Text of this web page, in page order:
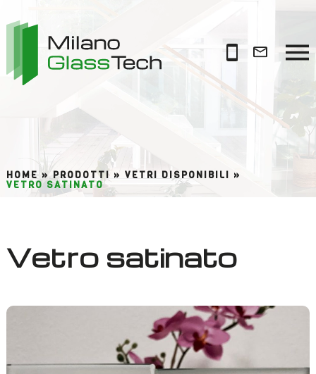
HOME » PRODOTTI » VETRI DISPONIBILI »
VETRO SATINATO
Vetro satinato